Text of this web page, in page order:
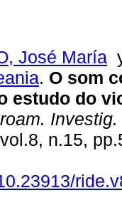
José María
. O som
estudo do
n.15,